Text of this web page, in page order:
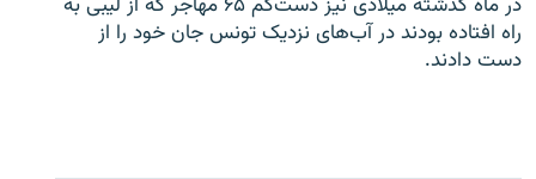
در ماه گذشته میلادی نیز دست‌کم ۶۵ مهاجر که از لیبی به
راه افتاده بودند در آب‌های نزدیک تونس جان خود را از
دست دادند.